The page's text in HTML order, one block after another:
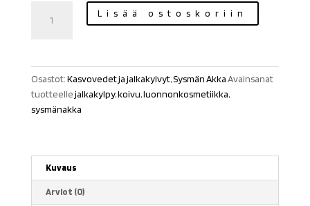
Lisää ostoskoriin
Osastot:Kasvovedet ja jalkakylvyt,Sysmän AkkaAvainsanat
tuotteellejalkakylpy,koivu,luonnonkosmetiikka,
sysmänakka
Kuvaus
Arviot (0)